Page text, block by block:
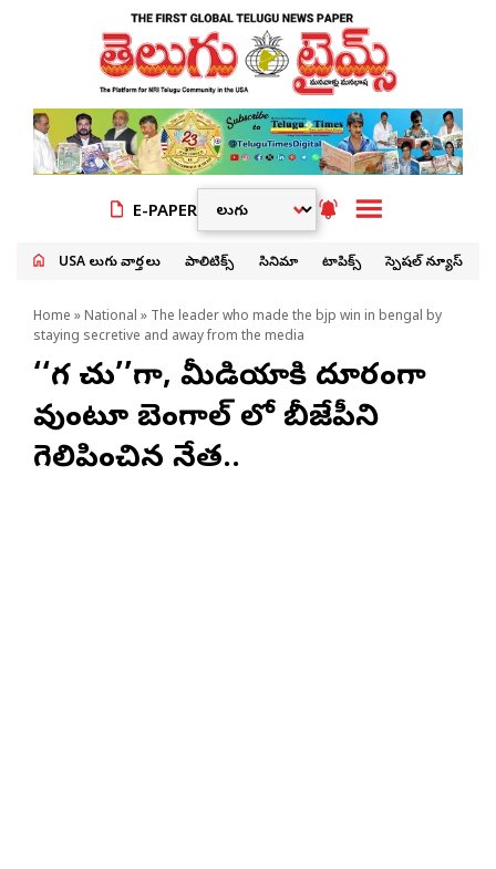
E-PAPER
USA తెలుగు వార్తలు పాలిటిక్స్ సినిమా టాపిక్స్ స్పెషల్ న్యూస్
Home » National » The leader who made the bjp win in bengal by
staying secretive and away from the media
‘‘గప్ చుప్’’గా, మీడియాకి దూరంగా
వుంటూ బెంగాల్ లో బీజేపీని
గెలిపించిన నేత..